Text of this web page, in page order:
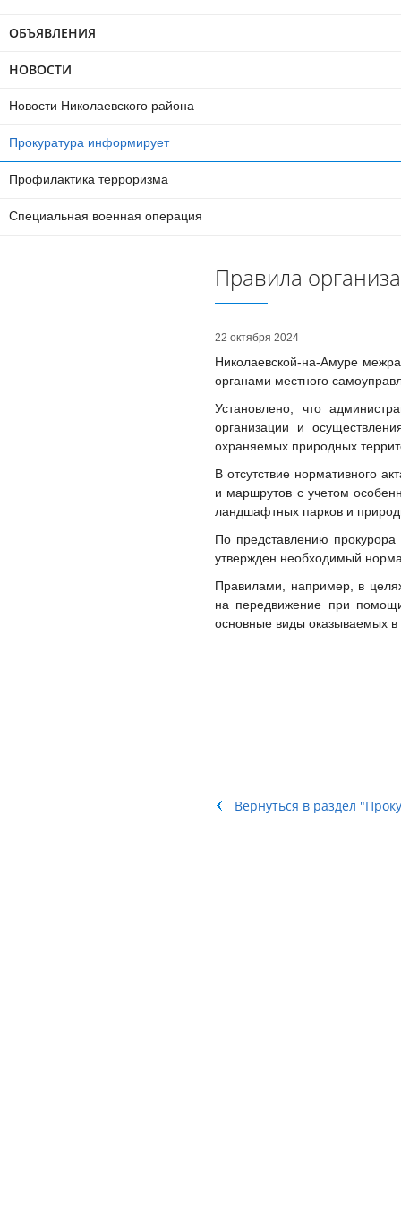
ОБЪЯВЛЕНИЯ
НОВОСТИ
Новости Николаевского района
Прокуратура информирует
Профилактика терроризма
Специальная военная операция
Правила
22 октября 2024
Николаевской-на-Амуре
органами местного
Установлено, что
организации и
охраняемых природных
В отсутствие нормативного
и маршрутов с учетом
ландшафтных парков и
По представлению прокурора
утвержден необходимый
Правилами, например, в
на передвижение при
основные виды оказываемых в
Вернуться в раздел